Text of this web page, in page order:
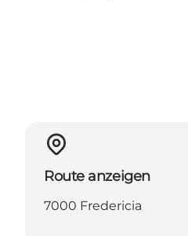
Route anzeigen
7000 Fredericia